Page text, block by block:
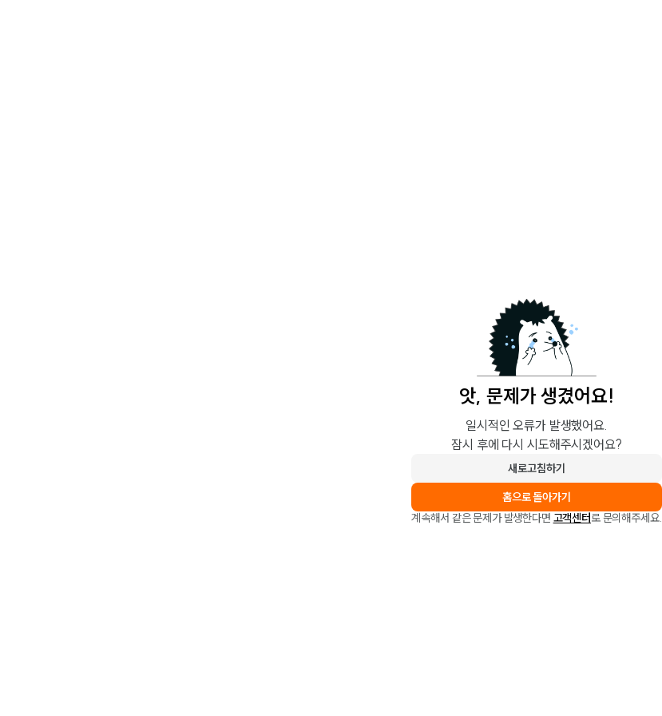
앗, 문제가 생겼어요!
일시적인 오류가 발생했어요.
잠시 후에 다시 시도해주시겠어요?
새로고침하기
홈으로 돌아가기
계속해서 같은 문제가 발생한다면 고객센터로 문의해주세요.